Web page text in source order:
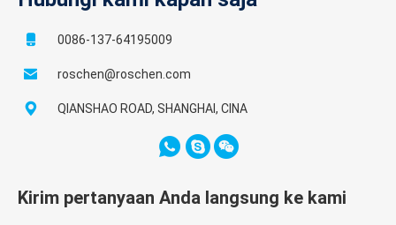
0086-137-64195009
roschen@roschen.com
QIANSHAO ROAD, SHANGHAI, CINA
Kirim pertanyaan Anda langsung ke kami